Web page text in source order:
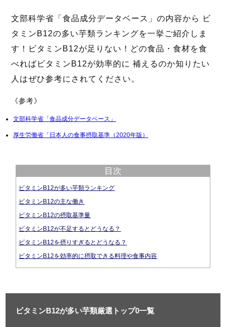
文部科学省「食品成分データベース」の内容から ビ
タミンB12の多い芋類ランキングを一挙ご紹介しま
す！ビタミンB12が足りない！どの食品・食材を食
べればビタミンB12が効率的に 補えるのか知りたい
人はぜひ参考にされてください。
《参考》
文部科学省「食品成分データベース」
厚生労働省「日本人の食事摂取基準（2020年版）
目次
ビタミンB12が多い芋類ランキング
ビタミンB12の主な働き
ビタミンB12の摂取基準量
ビタミンB12が不足するとどうなる？
ビタミンB12を摂りすぎるとどうなる？
ビタミンB12を効率的に摂取できる料理や食事内容
ビタミンB12が多い芋類厳選トップ0一覧